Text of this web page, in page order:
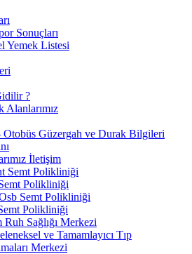
Sonuçları
Yemek Listesi
?
Alanlarımız
Otobüs Güzergah ve Durak Bilgileri
İletişim
Semt Polikliniği
Polikliniği
Semt Polikliniği
Polikliniği
Ruh Sağlığı Merkezi
ve Tamamlayıcı Tıp
Merkezi